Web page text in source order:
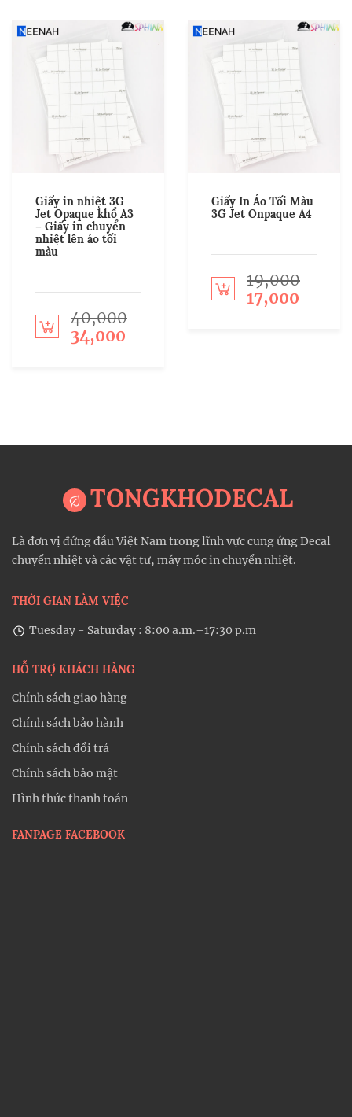
Giấy in nhiệt 3G
Jet Opaque khổ A3
– Giấy in chuyển
nhiệt lên áo tối
màu
Add to cart
40,000
34,000
Giấy In Áo Tối Màu
3G Jet Onpaque A4
Add to cart
19,000
17,000
TONGKHODECAL
Là đơn vị đứng đầu Việt Nam trong lĩnh vực cung ứng Decal
chuyển nhiệt và các vật tư, máy móc in chuyển nhiệt.
THỜI GIAN LÀM VIỆC
Tuesday - Saturday : 8:00 a.m.–17:30 p.m
HỖ TRỢ KHÁCH HÀNG
Chính sách giao hàng
Chính sách bảo hành
Chính sách đổi trả
Chính sách bảo mật
Hình thức thanh toán
FANPAGE FACEBOOK